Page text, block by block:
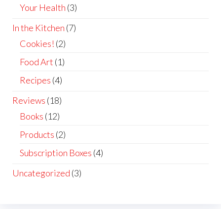
Your Health (3)
In the Kitchen (7)
Cookies! (2)
Food Art (1)
Recipes (4)
Reviews (18)
Books (12)
Products (2)
Subscription Boxes (4)
Uncategorized (3)